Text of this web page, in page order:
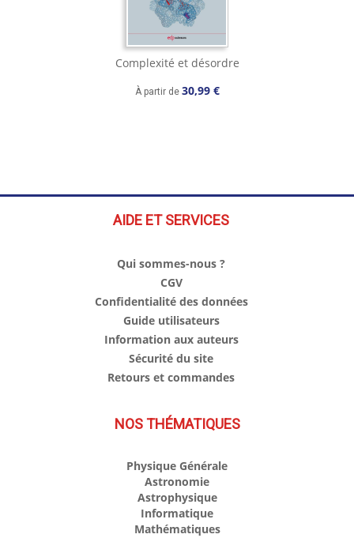
Complexité et désordre
À partir de 30,99 €
AIDE ET SERVICES
Qui sommes-nous ?
CGV
Confidentialité des données
Guide utilisateurs
Information aux auteurs
Sécurité du site
Retours et commandes
NOS THÉMATIQUES
Physique Générale
Astronomie
Astrophysique
Informatique
Mathématiques